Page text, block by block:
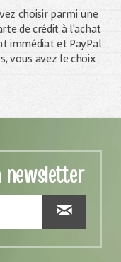
choisir parmi une
de crédit à l'achat
immédiat et PayPal
vous avez le choix
newsletter